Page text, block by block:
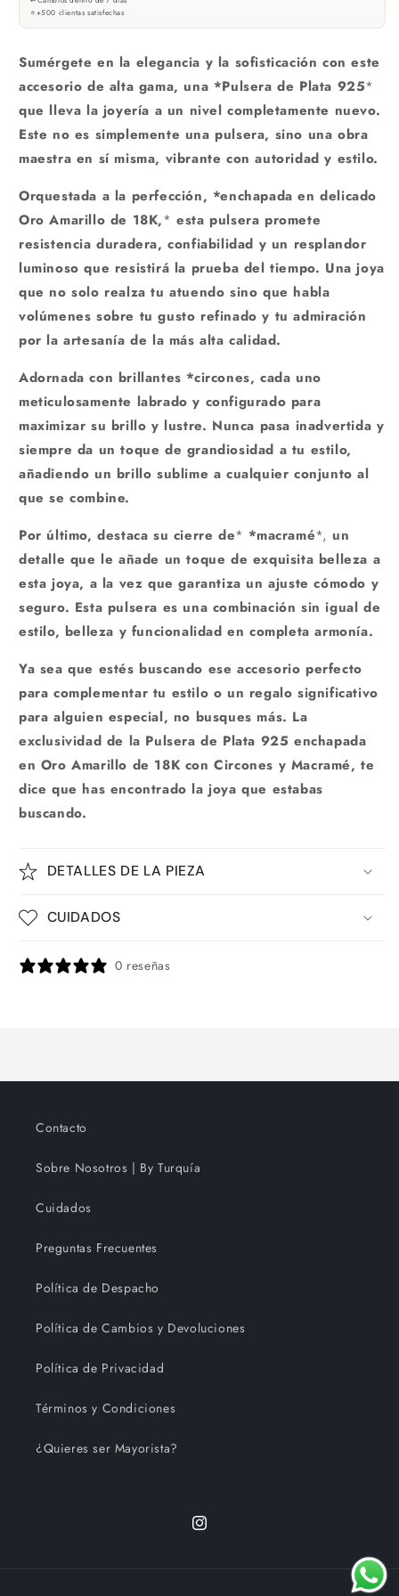
⭐+500 clientas satisfechas
Sumérgete en la elegancia y la sofisticación con este
accesorio de alta gama, una *Pulsera de Plata 925*
que lleva la joyería a un nivel completamente nuevo.
Este no es simplemente una pulsera, sino una obra
maestra en sí misma, vibrante con autoridad y estilo.
Orquestada a la perfección, *enchapada en delicado
Oro Amarillo de 18K,*esta pulsera promete
resistencia duradera, confiabilidad y un resplandor
luminoso que resistirá la prueba del tiempo. Una joya
que no solo realza tu atuendo sino que habla
volúmenes sobre tu gusto refinado y tu admiración
por la artesanía de la más alta calidad.
Adornada con brillantes *circones, cada uno
meticulosamente labrado y configurado para
maximizar su brillo y lustre. Nunca pasa inadvertida y
siempre da un toque de grandiosidad a tu estilo,
añadiendo un brillo sublime a cualquier conjunto al
que se combine.
Por último, destaca su cierre de* *macramé*, un
detalle que le añade un toque de exquisita belleza a
esta joya, a la vez que garantiza un ajuste cómodo y
seguro. Esta pulsera es una combinación sin igual de
estilo, belleza y funcionalidad en completa armonía.
Ya sea que estés buscando ese accesorio perfecto
para complementar tu estilo o un regalo significativo
para alguien especial, no busques más. La
exclusividad de la Pulsera de Plata 925 enchapada
en Oro Amarillo de 18K con Circones y Macramé, te
dice que has encontrado la joya que estabas
buscando.
DETALLES DE LA PIEZA
CUIDADOS
0 reseñas
Contacto
Sobre Nosotros | By Turquía
Cuidados
Preguntas Frecuentes
Política de Despacho
Política de Cambios y Devoluciones
Política de Privacidad
Términos y Condiciones
¿Quieres ser Mayorista?
Instagram